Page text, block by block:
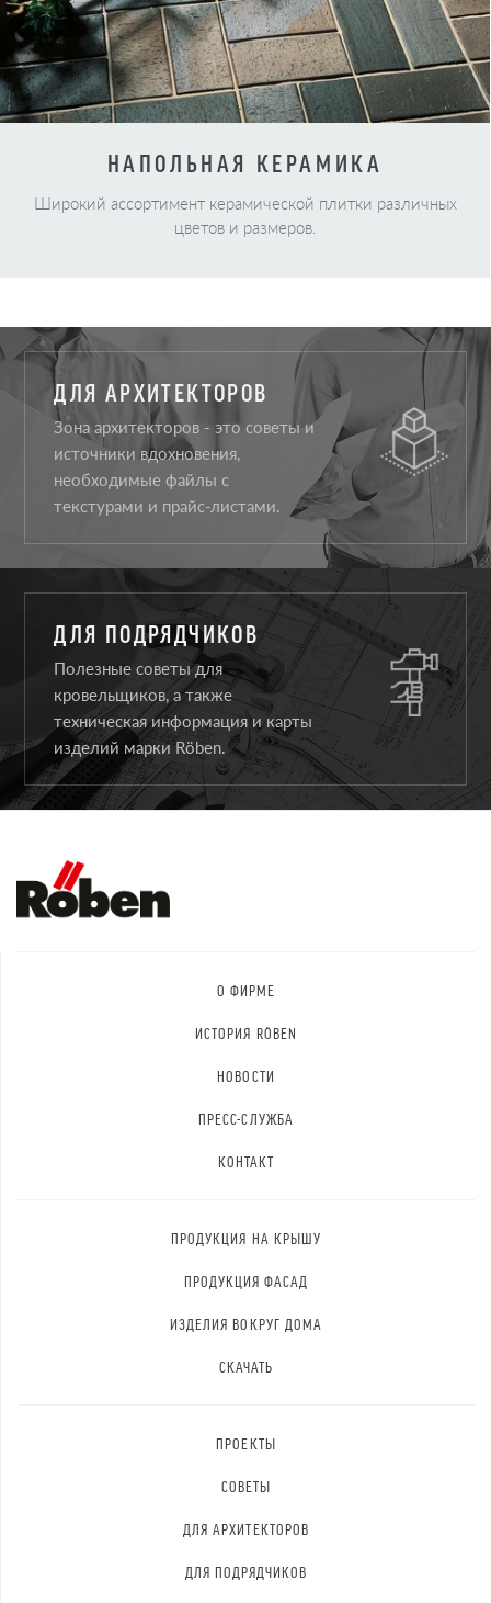
НАПОЛЬНАЯ КЕРАМИКА
Широкий ассортимент керамической плитки различных
цветов и размеров.
ДЛЯ АРХИТЕКТОРОВ
Зона архитекторов - это советы и
источники вдохновения,
необходимые файлы с
текстурами и прайс-листами.
ДЛЯ ПОДРЯДЧИКОВ
Полезные советы для
кровельщиков, а также
техническая информация и карты
изделий марки Röben.
О ФИРМЕ
ИСТОРИЯ RÖBEN
НОВОСТИ
ПРЕСС-СЛУЖБА
КОНТАКТ
ПРОДУКЦИЯ НА КРЫШУ
ПРОДУКЦИЯ ФАСАД
ИЗДЕЛИЯ ВОКРУГ ДОМА
СКАЧАТЬ
ПРОЕКТЫ
СОВЕТЫ
ДЛЯ АРХИТЕКТОРОВ
ДЛЯ ПОДРЯДЧИКОВ